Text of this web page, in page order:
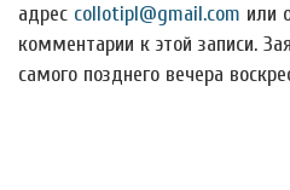
адрес collotipl@gmail.com или
комментарии к этой записи.
самого позднего вечера